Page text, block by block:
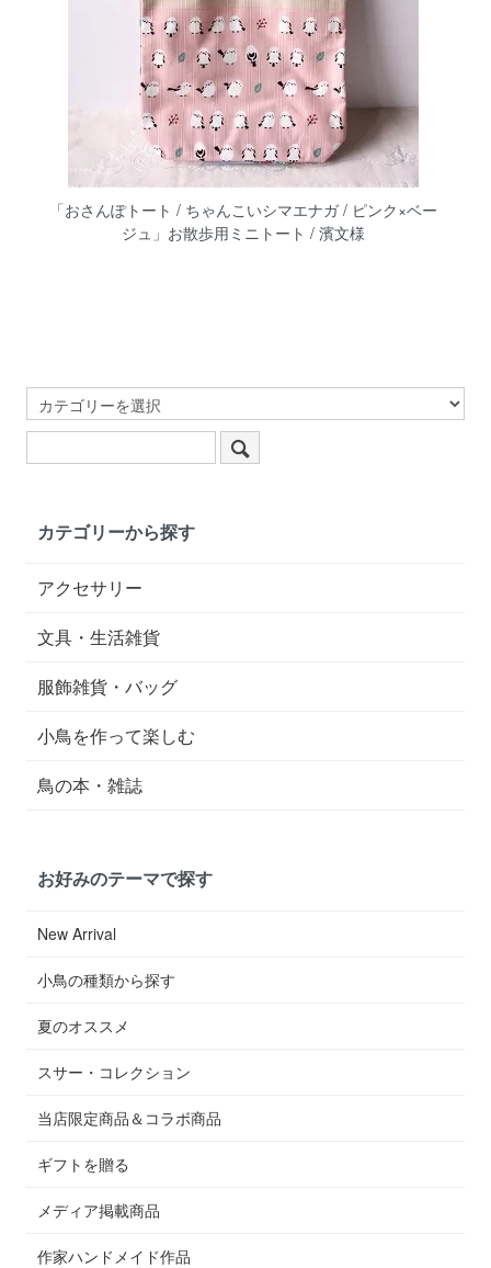
「おさんぽトート / ちゃんこいシマエナガ / ピンク×ベー
ジュ」お散歩用ミニトート / 濱文様
カテゴリーから探す
アクセサリー
文具・生活雑貨
服飾雑貨・バッグ
小鳥を作って楽しむ
鳥の本・雑誌
お好みのテーマで探す
New Arrival
小鳥の種類から探す
夏のオススメ
スサー・コレクション
当店限定商品＆コラボ商品
ギフトを贈る
メディア掲載商品
作家ハンドメイド作品